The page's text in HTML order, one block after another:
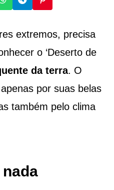
extremos, precisa
o ‘Deserto de
da terra. O
por suas belas
também pelo clima